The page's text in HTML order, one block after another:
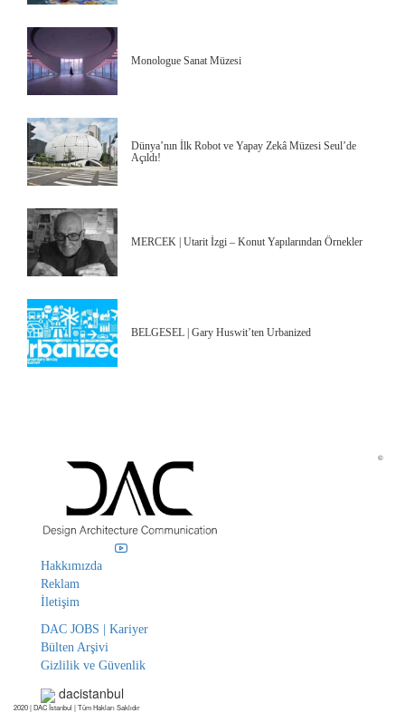
Monologue Sanat Müzesi
Dünya’nın İlk Robot ve Yapay Zekâ Müzesi Seul’de
Açıldı!
MERCEK | Utarit İzgi – Konut Yapılarından Örnekler
BELGESEL | Gary Huswit’ten Urbanized
Hakkımızda
Reklam
İletişim
DAC JOBS | Kariyer
Bülten Arşivi
Gizlilik ve Güvenlik
dacistanbul
©
2020 | DAC İstanbul | Tüm Hakları Saklıdır